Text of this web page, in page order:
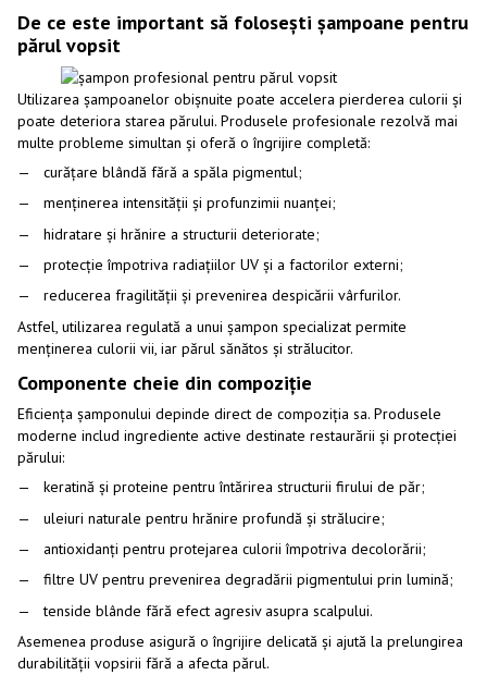
De ce este important să folosești șampoane pentru
părul vopsit
Utilizarea șampoanelor obișnuite poate accelera pierderea culorii și
poate deteriora starea părului. Produsele profesionale rezolvă mai
multe probleme simultan și oferă o îngrijire completă:
curățare blândă fără a spăla pigmentul;
menținerea intensității și profunzimii nuanței;
hidratare și hrănire a structurii deteriorate;
protecție împotriva radiațiilor UV și a factorilor externi;
reducerea fragilității și prevenirea despicării vârfurilor.
Astfel, utilizarea regulată a unui șampon specializat permite
menținerea culorii vii, iar părul sănătos și strălucitor.
Componente cheie din compoziție
Eficiența șamponului depinde direct de compoziția sa. Produsele
moderne includ ingrediente active destinate restaurării și protecției
părului:
keratină și proteine pentru întărirea structurii firului de păr;
uleiuri naturale pentru hrănire profundă și strălucire;
antioxidanți pentru protejarea culorii împotriva decolorării;
filtre UV pentru prevenirea degradării pigmentului prin lumină;
tenside blânde fără efect agresiv asupra scalpului.
Asemenea produse asigură o îngrijire delicată și ajută la prelungirea
durabilității vopsirii fără a afecta părul.